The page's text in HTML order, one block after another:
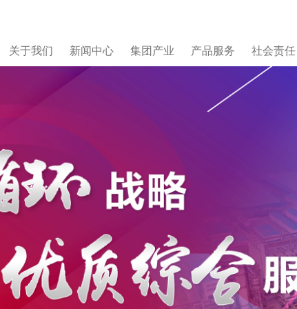
关于我们 新闻中心 集团产业 产品服务 社会责任